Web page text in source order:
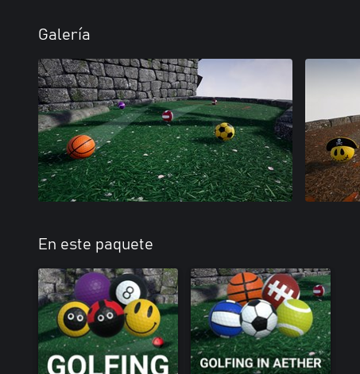
Galería
En este paquete